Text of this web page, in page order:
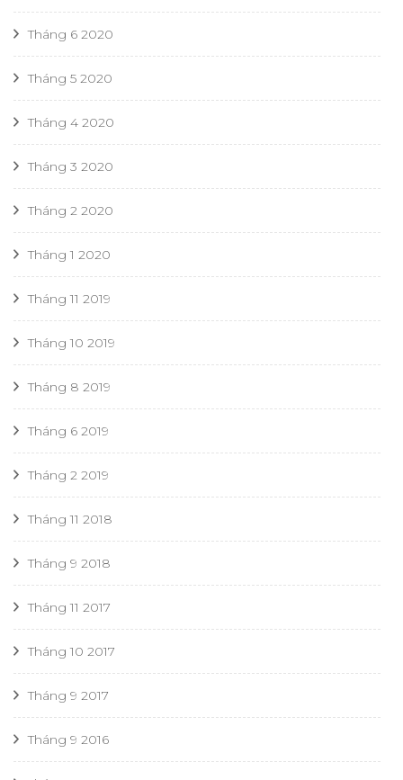
Tháng 6 2020
Tháng 5 2020
Tháng 4 2020
Tháng 3 2020
Tháng 2 2020
Tháng 1 2020
Tháng 11 2019
Tháng 10 2019
Tháng 8 2019
Tháng 6 2019
Tháng 2 2019
Tháng 11 2018
Tháng 9 2018
Tháng 11 2017
Tháng 10 2017
Tháng 9 2017
Tháng 9 2016